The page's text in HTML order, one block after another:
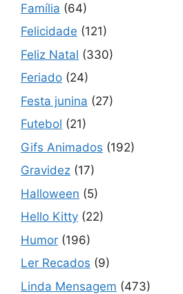
Família (64)
Felicidade (121)
Feliz Natal (330)
Feriado (24)
Festa junina (27)
Futebol (21)
Gifs Animados (192)
Gravidez (17)
Halloween (5)
Hello Kitty (22)
Humor (196)
Ler Recados (9)
Linda Mensagem (473)